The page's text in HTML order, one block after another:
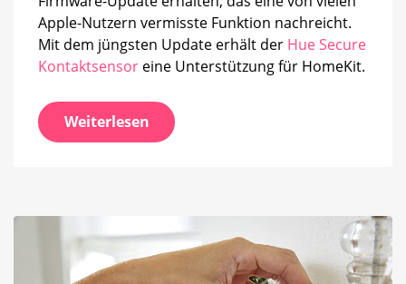
Apple-Nutzern vermisste Funktion nachreicht.
Mit dem jüngsten Update erhält der Hue Secure
Kontaktsensor eine Unterstützung für HomeKit.
Weiterlesen